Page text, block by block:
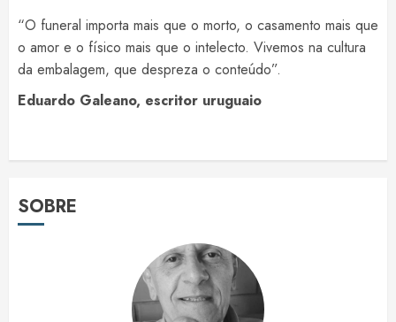
“O funeral importa mais que o morto, o casamento mais que
o amor e o físico mais que o intelecto. Vivemos na cultura
da embalagem, que despreza o conteúdo”.
Eduardo Galeano, escritor uruguaio
SOBRE